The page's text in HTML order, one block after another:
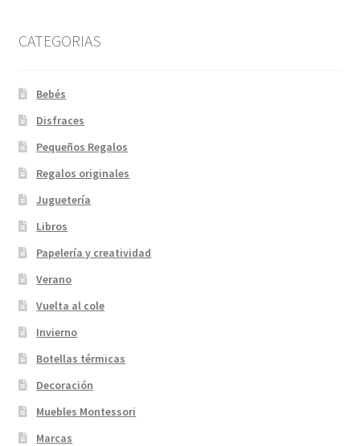
CATEGORIAS
Bebés
Disfraces
Pequeños Regalos
Regalos originales
Juguetería
Libros
Papelería y creatividad
Verano
Vuelta al cole
Invierno
Botellas térmicas
Decoración
Muebles Montessori
Marcas